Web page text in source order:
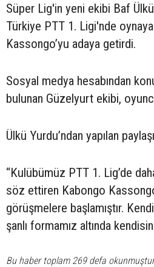
Süper Lig'in yeni ekibi Baf
Türkiye PTT 1. Ligi'nde
Kassongo’yu adaya getirdi.
Sosyal medya hesabından
bulunan Güzelyurt ekibi,
Ülkü Yurdu’ndan yapılan
“Kulübümüz PTT 1. Lig’de
söz ettiren Kabongo
görüşmelere başlamıştır.
şanlı formamız altında
Bu haber toplam 269 defa okunmuştur